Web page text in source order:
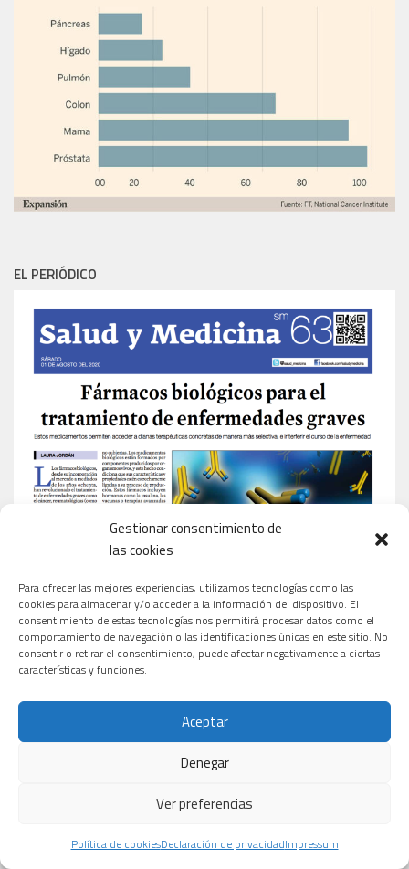
Gestionar consentimiento de
las cookies
Para ofrecer las mejores experiencias, utilizamos tecnologías como las
cookies para almacenar y/o acceder a la información del dispositivo. El
consentimiento de estas tecnologías nos permitirá procesar datos como el
comportamiento de navegación o las identificaciones únicas en este sitio. No
consentir o retirar el consentimiento, puede afectar negativamente a ciertas
características y funciones.
Aceptar
Denegar
Ver preferencias
Política de cookiesDeclaración de privacidadImpressum
EL PERIÓDICO